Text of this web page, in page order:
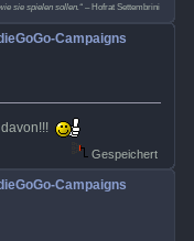
sie spielen sollen.“ – Hofrat Settembrini
Campaigns
Gespeichert
Campaigns